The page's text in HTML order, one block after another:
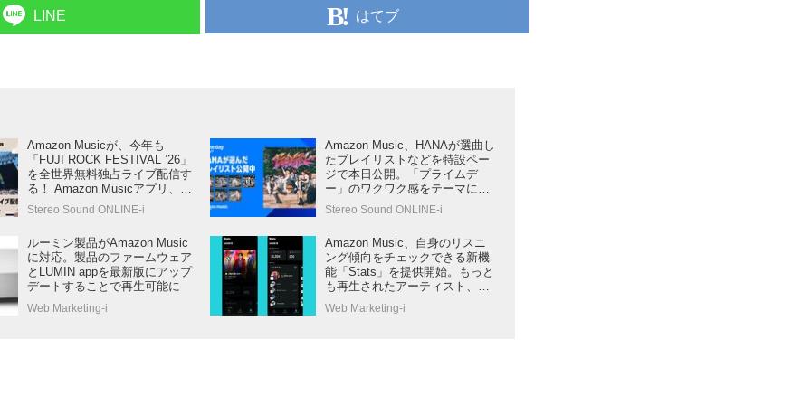
LINE はてブ
Amazon Musicが、今年も
「FUJI ROCK FESTIVAL ’26」
を全世界無料独占ライブ配信す
る！ Amazon Musicアプリ、
Prime Video、Twitchで視聴可能
Stereo Sound ONLINE-i
Amazon Music、HANAが選曲し
たプレイリストなどを特設ペー
ジで本日公開。「プライムデ
ー」のワクワク感をテーマにし
た貴重なコンテンツを紹介
Stereo Sound ONLINE-i
ルーミン製品がAmazon Music
に対応。製品のファームウェア
とLUMIN appを最新版にアップ
デートすることで再生可能に
Web Marketing-i
Amazon Music、自身のリスニ
ング傾向をチェックできる新機
能「Stats」を提供開始。もっと
も再生されたアーティスト、楽
曲もひとめでわかる
Web Marketing-i